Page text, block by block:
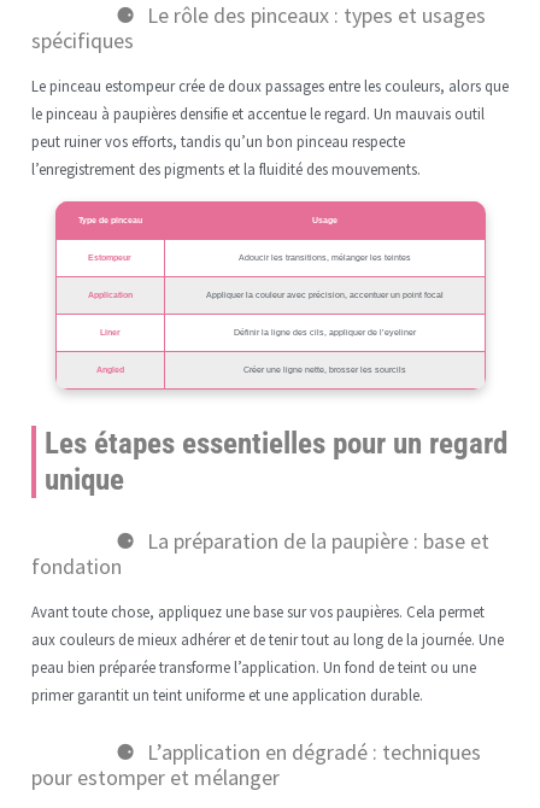
Le rôle des pinceaux : types et usages
spécifiques
Le pinceau estompeur crée de doux passages entre les couleurs, alors que
le pinceau à paupières densifie et accentue le regard. Un mauvais outil
peut ruiner vos efforts, tandis qu’un bon pinceau respecte
l’enregistrement des pigments et la fluidité des mouvements.
Type de pinceau Usage
Estompeur Adoucir les transitions, mélanger les teintes
Application Appliquer la couleur avec précision, accentuer un point focal
Liner Définir la ligne des cils, appliquer de l’eyeliner
Angled Créer une ligne nette, brosser les sourcils
Les étapes essentielles pour un regard
unique
La préparation de la paupière : base et
fondation
Avant toute chose, appliquez une base sur vos paupières. Cela permet
aux couleurs de mieux adhérer et de tenir tout au long de la journée. Une
peau bien préparée transforme l’application. Un fond de teint ou une
primer garantit un teint uniforme et une application durable.
L’application en dégradé : techniques
pour estomper et mélanger